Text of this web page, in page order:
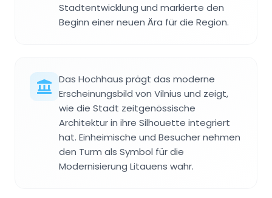
Stadtentwicklung und markierte den
Beginn einer neuen Ära für die Region.
Das Hochhaus prägt das moderne
Erscheinungsbild von Vilnius und zeigt,
wie die Stadt zeitgenössische
Architektur in ihre Silhouette integriert
hat. Einheimische und Besucher nehmen
den Turm als Symbol für die
Modernisierung Litauens wahr.